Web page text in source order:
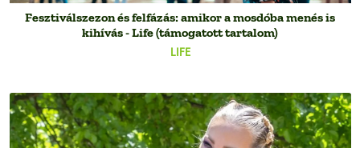
LIFE
Fesztiválszezon és felfázás: amikor a mosdóba menés is
kihívás - Life (támogatott tartalom)